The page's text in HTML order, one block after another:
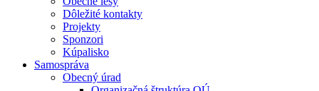
Dôležité kontakty
Projekty
Sponzori
Kúpalisko
Samospráva
Obecný úrad